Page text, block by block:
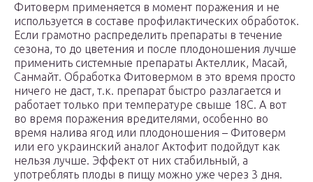
Фитоверм применяется в момент поражения и не
используется в составе профилактических обработок.
Если грамотно распределить препараты в течение
сезона, то до цветения и после плодоношения лучше
применить системные препараты Актеллик, Масай,
Санмайт. Обработка Фитовермом в это время просто
ничего не даст, т.к. препарат быстро разлагается и
работает только при температуре свыше 18С. А вот
во время поражения вредителями, особенно во
время налива ягод или плодоношения – Фитоверм
или его украинский аналог Актофит подойдут как
нельзя лучше. Эффект от них стабильный, а
употреблять плоды в пищу можно уже через 3 дня.